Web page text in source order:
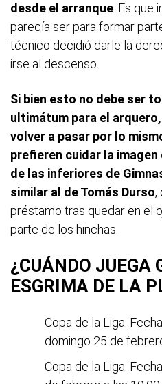
desde el arranque . Es
parecía ser para formar
técnico decidió darle la
irse al descenso.
Si bien esto no debe ser
ultimátum para el
volver a pasar por lo
prefieren cuidar la
de las inferiores de
similar al de Tomás Durso,
préstamo tras quedar en el
parte de los hinchas.
¿CUÁNDO JUEGA
ESGRIMA DE LA
Copa de la Liga:
domingo 25 de
Copa de la Liga: